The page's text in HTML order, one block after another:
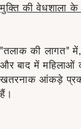
मुक्ति की वेधशाला
"तलाक की लागत"
और बाद में महिलाओं
खतरनाक आंकड़े
हैं।